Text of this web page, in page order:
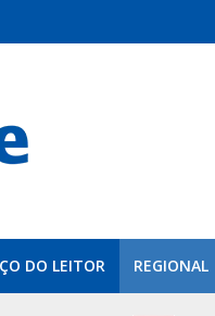
DO LEITOR REGIONAL